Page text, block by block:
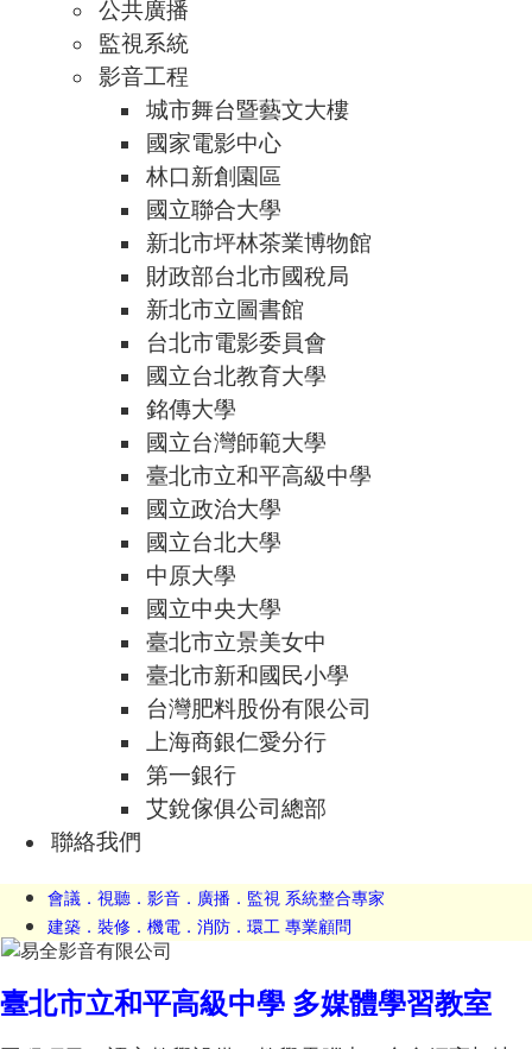
公共廣播
監視系統
影音工程
城市舞台暨藝文大樓
國家電影中心
林口新創園區
國立聯合大學
新北市坪林茶業博物館
財政部台北市國稅局
新北市立圖書館
台北市電影委員會
國立台北教育大學
銘傳大學
國立台灣師範大學
臺北市立和平高級中學
國立政治大學
國立台北大學
中原大學
國立中央大學
臺北市立景美女中
臺北市新和國民小學
台灣肥料股份有限公司
上海商銀仁愛分行
第一銀行
艾銳傢俱公司總部
聯絡我們
會議．視聽．影音．廣播．監視 系統整合專家
建築．裝修．機電．消防．環工 專業顧問
臺北市立和平高級中學 多媒體學習教室